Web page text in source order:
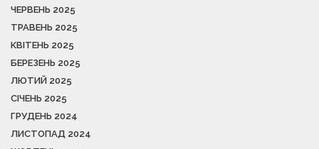
ЧЕРВЕНЬ 2025
ТРАВЕНЬ 2025
КВІТЕНЬ 2025
БЕРЕЗЕНЬ 2025
ЛЮТИЙ 2025
СІЧЕНЬ 2025
ГРУДЕНЬ 2024
ЛИСТОПАД 2024